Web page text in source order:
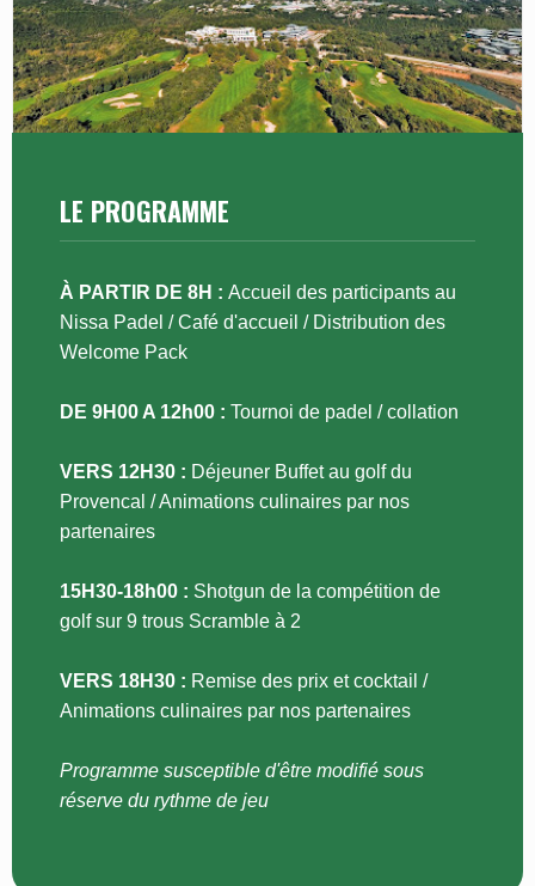
rectification, d’effacement et de portabilité de vos
données, des droits d’opposition et de limitation du
traitement, ainsi que du droit de définir des directives
relatives au sort de vos données post-mortem. Ces
droits peuvent être exercés par e-mail via l'adresse
suivante : contact@swing.fr, ou par courrier adressé à
Swing, 100 rue du Dôme, 92100 Boulogne-Billancourt
sont : Swing, 100 rue du Dôme, 92100 Boulogne-
LE PROGRAMME
À PARTIR DE 8H : Accueil des participants au
Nissa Padel / Café d'accueil / Distribution des
Welcome Pack
DE 9H00 A 12h00 : Tournoi de padel / collation
VERS 12H30 : Déjeuner Buffet au golf du
Provencal / Animations culinaires par nos
partenaires
15H30-18h00 : Shotgun de la compétition de
golf sur 9 trous Scramble à 2
VERS 18H30 : Remise des prix et cocktail /
Animations culinaires par nos partenaires
Programme susceptible d'être modifié sous
réserve du rythme de jeu